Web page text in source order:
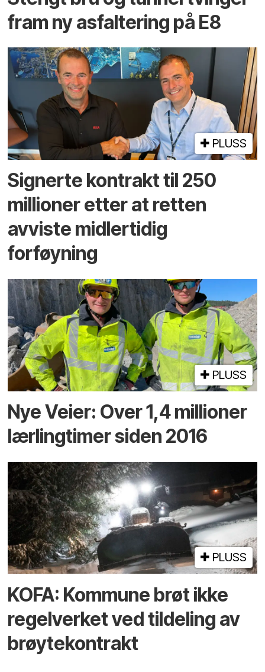
fram ny asfaltering på E8
PLUSS
Signerte kontrakt til 250
millioner etter at retten
avviste midlertidig
forføyning
PLUSS
Nye Veier: Over 1,4 millioner
lærlingtimer siden 2016
PLUSS
KOFA: Kommune brøt ikke
regelverket ved tildeling av
brøytekontrakt